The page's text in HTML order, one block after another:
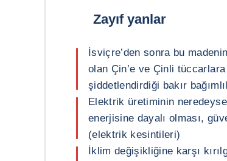
Zayıf yanlar
İsviçre’den sonra bu
olan Çin’e ve Çinli tüccarlara
şiddetlendirdiği bakır
Elektrik üretiminin
enerjisine dayalı olması,
(elektrik kesintileri)
İklim değişikliğine karşı